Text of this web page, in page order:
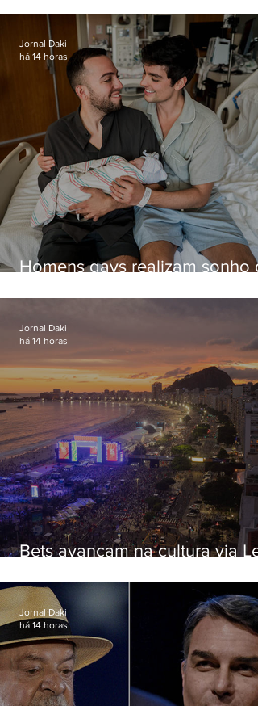
enquanto aguardava segundo
voo
Homens gays realizam sonho
paternidade
Jornal Daki
há 14 horas
Bets avançam na cultura via Lei
artistas
Jornal Daki
há 14 horas
Jornal Daki
há 14 horas